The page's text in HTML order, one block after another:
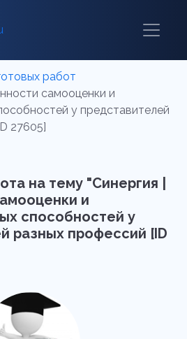
работ
самооценки и
у представителей
27605]
на тему "Синергия |
и
способностей у
разных профессий [ID